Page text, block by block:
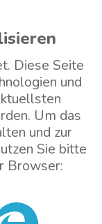
Diese Seite
und
Um das
und zur
Sie bitte
Browser: